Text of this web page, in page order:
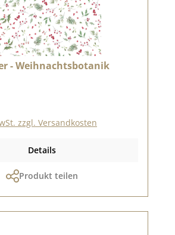
- Weihnachtsbotanik
zzgl. Versandkosten
Details
Produkt teilen